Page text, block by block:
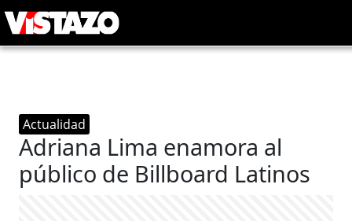
Actualidad
Adriana Lima enamora al
público de Billboard Latinos